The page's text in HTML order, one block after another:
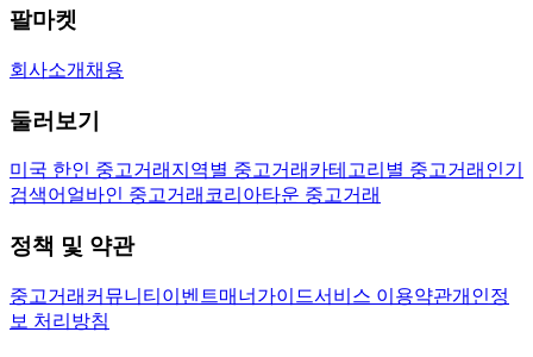
팔마켓
회사소개 채용
둘러보기
미국 한인 중고거래 지역별 중고거래 카테고리별 중고거래 인기
검색어 얼바인 중고거래 코리아타운 중고거래
정책 및 약관
중고거래 커뮤니티 이벤트매너가이드서비스 이용약관개인정
보 처리방침